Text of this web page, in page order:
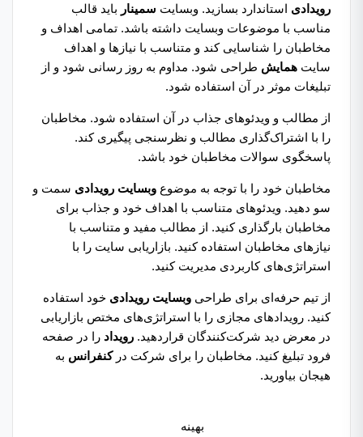
رویدادی استاندارد بسازید. وبسایت سمینار باید قالب
مناسب با موضوعات وبسایت داشته باشد. تمامی اهداف و
مخاطبان را شناسایی کند و متناسب با نیازها و اهداف
سایت همایش طراحی شود. مداوم به روز رسانی شود و از
تبلیغات موثر در آن استفاده شود.
از مطالب و ویدئوهای جذاب در آن استفاده شود. مخاطبان
را با اشتراک‌گذاری مطالب و نظرسنجی پیگیری کند.
پاسخگوی سوالات مخاطبان خود باشد.
مخاطبان خود را با توجه به موضوع وبسایت رویدادی سمت و
سو دهید. ویدئوهای متناسب با اهداف خود و جذاب برای
مخاطبان بارگذاری کنید. از مطالب مفید و متناسب با
نیازهای مخاطبان استفاده کنید. بازاریابی سایت را با
استراتژی‌های کاربردی مدیریت کنید.
از تیم حرفه‌ای برای طراحی وبسایت رویدادی خود استفاده
کنید. رویدادهای مجازی را با استراتژی‌های مختص بازاریابی
در معرض دید شرکت‌کنندگان قراردهید. رویداد را در صفحه
فرود تبلیغ کنید. مخاطبان را برای شرکت درکنفرانس به
هیجان بیاورید.
بهینه